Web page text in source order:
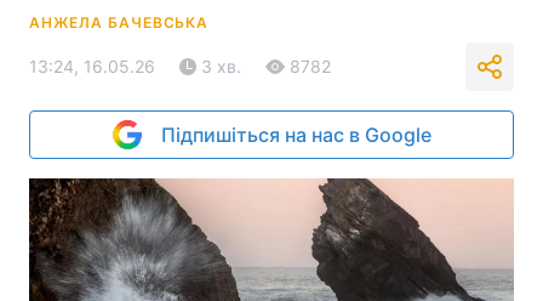
АНЖЕЛА БАЧЕВСЬКА
13:24, 16.05.26 3 хв. 8782
Підпишіться на нас в Google